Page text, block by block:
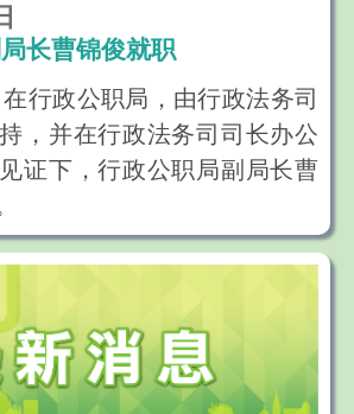
楼及皇朝中航大厦的附属部
员亲切交谈。陈海帆感谢工
的努力，并鼓励他们继续积
的施政理念，做好各项工
设有一名局长、三名副局
一个处级部门，原法务局的
其原职位。原法律改革及国
朱琳琳选择到高等院校担任
曹锦俊和陈轩志则于2016年
长曹锦俊就职
行政公职局，由行政法务司
，并在行政法务司司长办公
证下，行政公职局副局长曹
大学中葡翻译学士、法学士
。自1987年进入公职，曾先
前邮电局、澳门大学法学院
法律改革谘询委员会成员及楼
仲裁委员会法律专业候补成